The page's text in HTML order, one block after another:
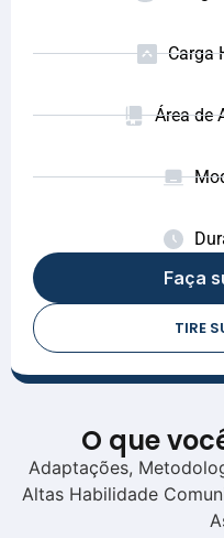
O que
Adaptações,
Altas Habilidade
Carga
Área de
Faça
TIRE